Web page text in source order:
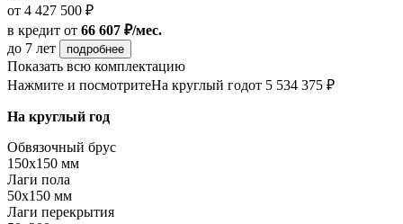
от 4 427 500 ₽
в кредит от 66 607 ₽/мес.
до 7 лет
подробнее
Показать всю комплектацию
Нажмите и посмотритеНа круглый годот 5 534 375 ₽
На круглый год
Обвязочный брус
150х150 мм
Лаги пола
50х150 мм
Лаги перекрытия